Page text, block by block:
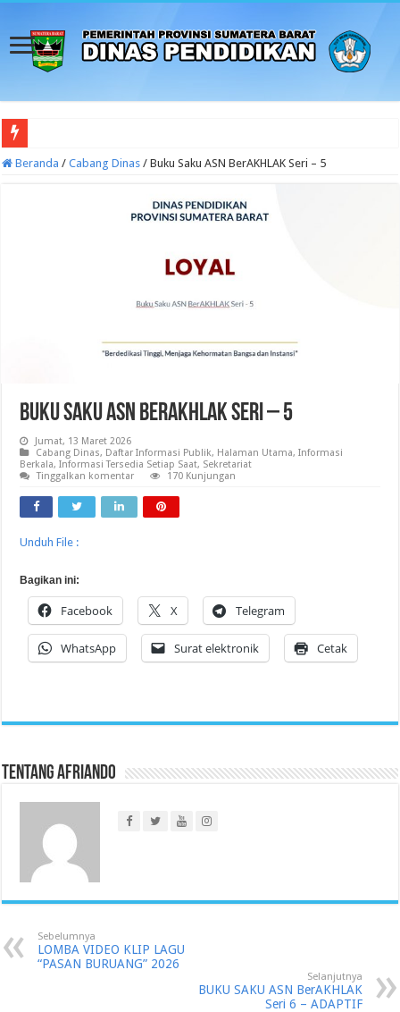
Beranda / Cabang Dinas / Buku Saku ASN BerAKHLAK Seri – 5
Buku Saku ASN BerAKHLAK Seri – 5
Jumat, 13 Maret 2026
Cabang Dinas, Daftar Informasi Publik, Halaman Utama,Informasi
Berkala,Informasi Tersedia Setiap Saat, Sekretariat
Tinggalkan komentar
170 Kunjungan
Unduh File :
Bagikan ini:
Facebook X Telegram
WhatsApp Surat elektronik Cetak
Tentang Afriando
Sebelumnya
LOMBA VIDEO KLIP LAGU
“PASAN BURUANG” 2026
Selanjutnya
BUKU SAKU ASN BerAKHLAK
Seri 6 – ADAPTIF